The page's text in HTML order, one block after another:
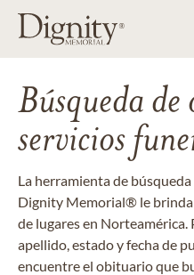
Búsqueda
servicios
La herramienta de
Dignity Memorial® le brinda
de lugares en
apellido, estado y fecha de
encuentre el obituario que